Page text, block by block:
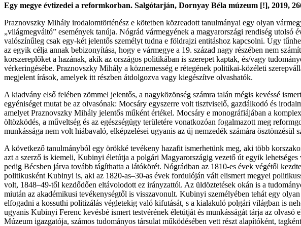
Egy megye évtizedei a reformkorban. Salgótarján, Dornyay Béla múzeum [!], 2019,
Praznovszky Mihály irodalomtörténész e kötetben közreadott tanulmányai egy olyan
„világmegváltó” események tanúja. Nógrád vármegyének a magyarországi rendiség
valószínűleg csak egy-két jelentős személyt tudna e földrajzi entitáshoz kapcsolni. Úgy
az egyik célja annak bebizonyítása, hogy e vármegye a 19. század nagy részében nem
korszereplőket a hazának, akik az országos politikában is szerepet kaptak, és/vagy
vérkeringésébe. Praznovszky Mihály a köznemesség e rétegének politikai-közéleti
megjelent írások, amelyek itt részben átdolgozva vagy kiegészítve olvashatók.
A kiadvány első felében zömmel jelentős, a nagyközönség számra talán mégis kevéssé
egyéniséget mutat be az olvasónak: Mocsáry egyszerre volt tisztviselő, gazdálkodó és
amelyet Praznovszky Mihály jelentős műként értékel. Mocsáry e monográfiájában a
öltözködés, a műveltség és az egészségügy területére vonatkozóan fogalmazott meg
munkássága nem volt hiábavaló, elképzelései ugyanis az új nemzedék számára ösztönzésül
A következő tanulmányból egy örökké tevékeny hazafit ismerhetünk meg, aki több
azt a szerző is kiemeli, Kubinyi életútja a polgári Magyarországig vezető út egyik
pedig Bécsben járva tovább tágíthatta a látókörét. Nógrádban az 1810-es évek végétől
politikusként Kubinyi is, aki az 1820-as–30-as évek fordulóján vált elismert megyei
volt, 1848–49-től kezdődően eltávolodott ez irányzattól. Az üldöztetések okán is a
miután az akadémikusi tevékenységtől is visszavonult. Kubinyi személyében tehát egy
elfogadni a kossuthi politizálás végletekig való kifutását, s a kialakuló polgári világban is
ugyanis Kubinyi Ferenc kevésbé ismert testvérének életútját és munkásságát tárja az
Múzeum igazgatója, számos tudományos társulat működésében vett részt alapítóként,